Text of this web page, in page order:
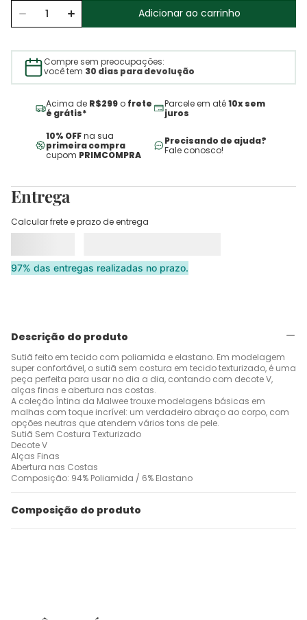
Adicionar ao carrinho
Compre sem preocupações:
você tem 30 dias para devolução
Acima de R$299 o frete
é grátis*
Parcele em até10x sem
juros
10% OFFna sua
primeira compra
cupom PRIMCOMPRA
Precisando de ajuda?
Fale conosco!
Entrega
Calcular frete e prazo de entrega
97% das entregas realizadas no prazo.
Descrição do produto
Sutiã feito em tecido com poliamida e elastano. Em modelagem
super confortável, o sutiã sem costura em tecido texturizado, é uma
peça perfeita para usar no dia a dia, contando com decote V,
alças finas e abertura nas costas.
A coleção Íntina da Malwee trouxe modelagens básicas em
malhas com toque incrível: um verdadeiro abraço ao corpo, com
opções neutras que atendem vários tons de pele.
Sutiã Sem Costura Texturizado
Decote V
Alças Finas
Abertura nas Costas
Composição: 94% Poliamida / 6% Elastano
Composição do produto